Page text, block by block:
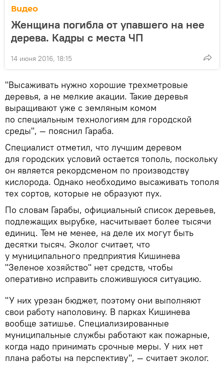
Видео
Женщина погибла от упавшего на нее
дерева. Кадры с места ЧП
14 июня 2016, 18:15
"Высаживать нужно хорошие трехметровые
деревья, а не мелкие акации. Такие деревья
выращивают уже с земляным комом
по специальным технологиям для городской
среды", — пояснил Гараба.
Специалист отметил, что лучшим деревом
для городских условий остается тополь, поскольку
он является рекордсменом по производству
кислорода. Однако необходимо высаживать тополя
тех сортов, которые не образуют пух.
По словам Гарабы, официальный список деревьев,
подлежащих вырубке, насчитывает более тысячи
единиц. Тем не менее, на деле их могут быть
десятки тысяч. Эколог считает, что
у муниципального предприятия Кишинева
"Зеленое хозяйство" нет средств, чтобы
оперативно исправить сложившуюся ситуацию.
"У них урезан бюджет, поэтому они выполняют
свои работу наполовину. В парках Кишинева
вообще затишье. Специализированные
муниципальные службы работают как пожарные,
когда надо принимать срочные меры. У них нет
плана работы на перспективу", — считает эколог.